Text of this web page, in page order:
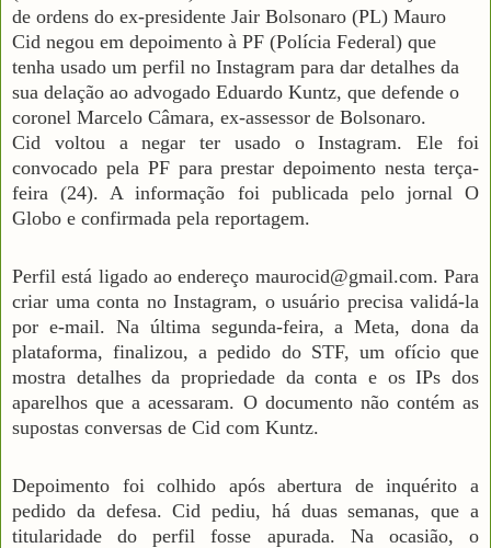
de ordens do ex-presidente Jair Bolsonaro (PL) Mauro
Cid negou em depoimento à PF (Polícia Federal) que
tenha usado um perfil no Instagram para dar detalhes da
sua delação ao advogado Eduardo Kuntz, que defende o
coronel Marcelo Câmara, ex-assessor de Bolsonaro.
Cid voltou a negar ter usado o Instagram. Ele foi
convocado pela PF para prestar depoimento nesta terça-
feira (24). A informação foi publicada pelo jornal O
Globo e confirmada pela reportagem.
Perfil está ligado ao endereço maurocid@gmail.com. Para
criar uma conta no Instagram, o usuário precisa validá-la
por e-mail. Na última segunda-feira, a Meta, dona da
plataforma, finalizou, a pedido do STF, um ofício que
mostra detalhes da propriedade da conta e os IPs dos
aparelhos que a acessaram. O documento não contém as
supostas conversas de Cid com Kuntz.
Depoimento foi colhido após abertura de inquérito a
pedido da defesa. Cid pediu, há duas semanas, que a
titularidade do perfil fosse apurada. Na ocasião, o